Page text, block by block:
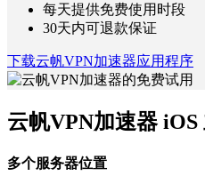
每天提供免费使用时段
30天内可退款保证
下载云帆VPN加速器应用程序
云帆VPN加速器 iOS
多个服务器位置